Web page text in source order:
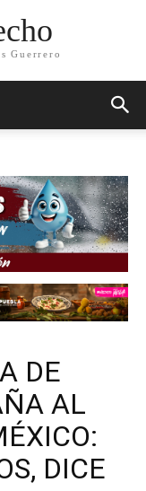
Guerrero
DE
AL
DICE